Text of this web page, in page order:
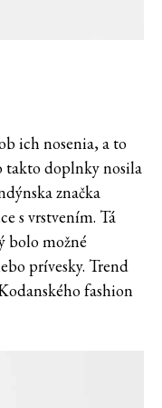
ich nosenia, a to
doplnky nosila
značka
s vrstvením. Tá
bolo možné
prívesky. Trend
fashion